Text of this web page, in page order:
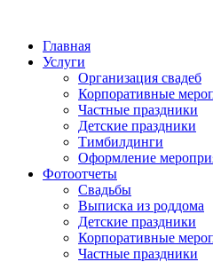
Главная
Услуги
Организация свадеб
Корпоративные
Частные праздники
Детские праздники
Тимбилдинги
Оформление
Фотоотчеты
Cвадьбы
Выписка из роддома
Детские праздники
Корпоративные
Частные праздники